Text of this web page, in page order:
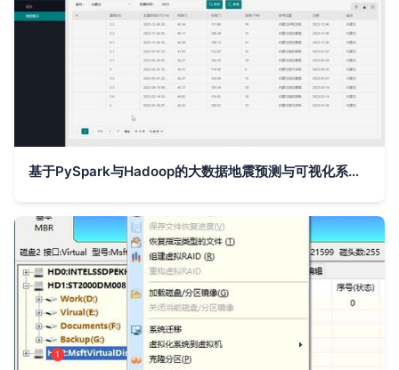
基于PySpark与Hadoop的大数据地震预测与可视化系统研究与实践